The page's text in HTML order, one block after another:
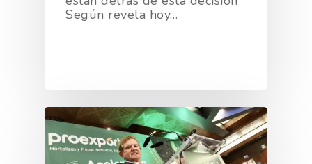
Según revela hoy…La Asociación
Responsabilidad Social
Corporativa
Números
Servicios
Temas
Actualidad
AgroCIFRAS